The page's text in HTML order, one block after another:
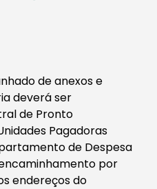
de anexos e
deverá ser
de Pronto
Pagadoras
de Despesa
por
endereços do